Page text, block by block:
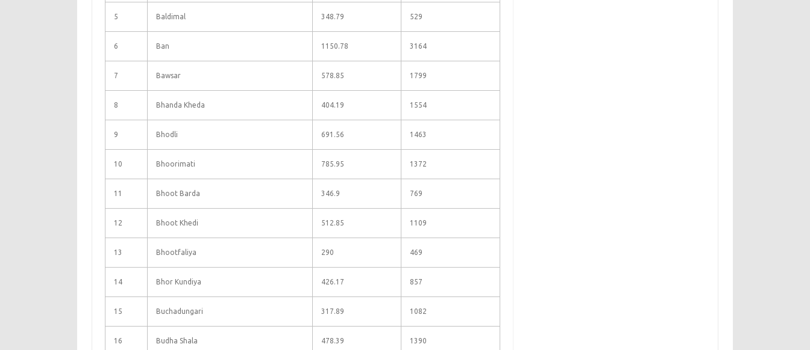
5 Baldimal 348.79 529
6 Ban 1150.78 3164
7 Bawsar 578.85 1799
8 Bhanda Kheda 404.19 1554
9 Bhodli 691.56 1463
10 Bhoorimati 785.95 1372
11 Bhoot Barda 346.9 769
12 Bhoot Khedi 512.85 1109
13 Bhootfaliya 290 469
14 Bhor Kundiya 426.17 857
15 Buchadungari 317.89 1082
16 Budha Shala 478.39 1390